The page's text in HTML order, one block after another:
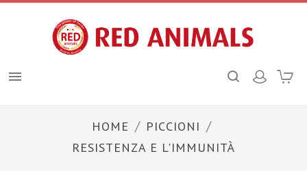

HOME
PICCIONI
RESISTENZA E L'IMMUNITÀ